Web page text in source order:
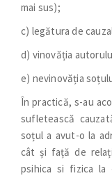
mai sus);
c) legătura de
d) vinovăția
e) nevinovăția
În practică, s-au
sufletească
soțul a avut-o la
cât și față de
psihica si fizica la